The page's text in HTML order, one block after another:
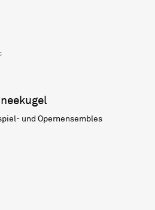
und Opernensembles